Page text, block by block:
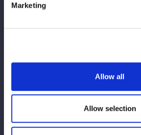
Marketing
Allow all
Allow selection
この記事をシェア
Ver tudo